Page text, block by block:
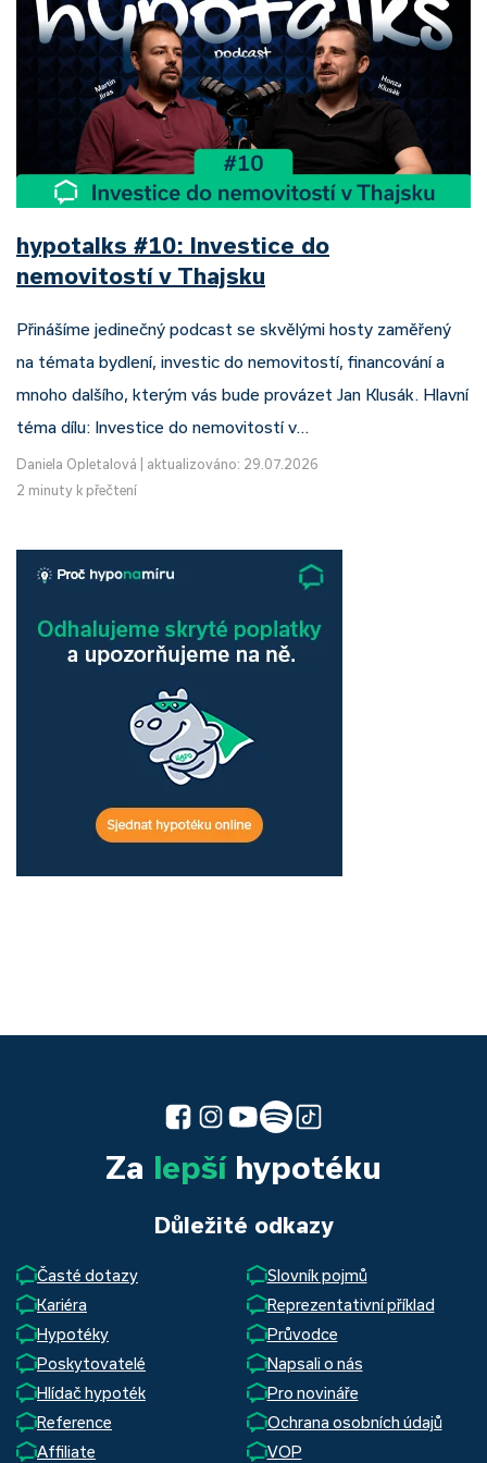
hypotalks #10: Investice do
nemovitostí v Thajsku
Přinášíme jedinečný podcast se skvělými hosty zaměřený
na témata bydlení, investic do nemovitostí, financování a
mnoho dalšího, kterým vás bude provázet Jan Klusák. Hlavní
téma dílu: Investice do nemovitostí v…
Daniela Opletalová
aktualizováno: 29.07.2026
2 minuty k přečtení
Za lepšíhypotéku
Důležité odkazy
Časté dotazy
Slovník pojmů
Kariéra
Reprezentativní příklad
Hypotéky
Průvodce
Poskytovatelé
Napsali o nás
Hlídač hypoték
Pro novináře
Reference
Ochrana osobních údajů
Affiliate
VOP